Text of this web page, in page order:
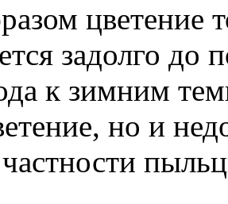
цветение
задолго до
к зимним
но и
частности